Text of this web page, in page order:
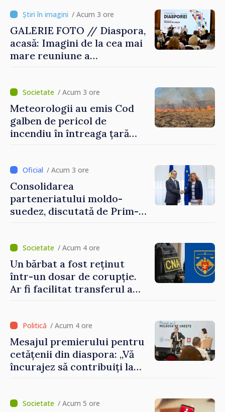
/ Acum 3 ore
GALERIE FOTO // Diaspora,
acasă: Imagini de la cea mai
mare reuniune a
/ Acum 3 ore
Meteorologii au emis Cod
galben de pericol de
incendiu în întreaga țară
/ Acum 3 ore
Consolidarea
parteneriatului moldo-
suedez, discutată de Prim-
Petra Lärke/ Acum 4 ore
Un bărbat a fost reținut
într-un dosar de corupție.
Ar fi facilitat transferul a
/ Acum 4 ore
Mesajul premierului pentru
cetățenii din diaspora: „Vă
încurajez să contribuiți la
/ Acum 5 ore